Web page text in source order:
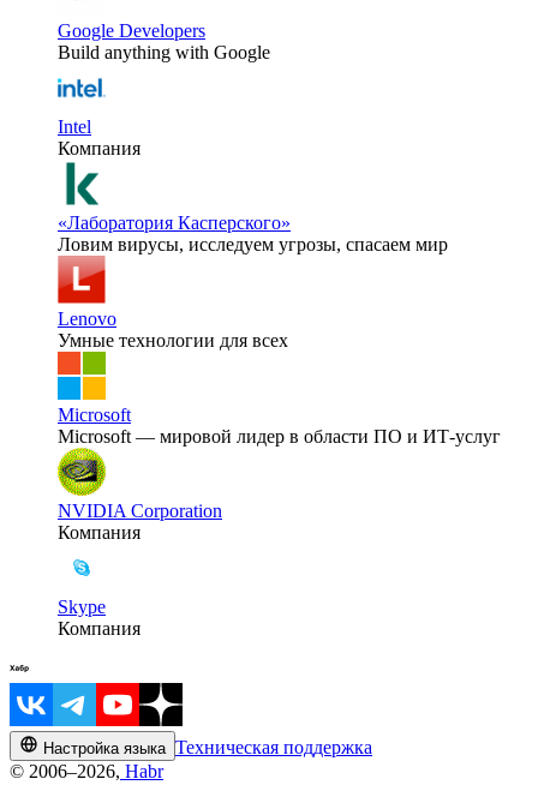
Google Developers
Build anything with Google
Intel
Компания
«Лаборатория Касперского»
Ловим вирусы, исследуем угрозы, спасаем мир
Lenovo
Умные технологии для всех
Microsoft
Microsoft — мировой лидер в области ПО и ИТ-услуг
NVIDIA Corporation
Компания
Skype
Компания
Настройка языка Техническая поддержка
© 2006–2026, Habr